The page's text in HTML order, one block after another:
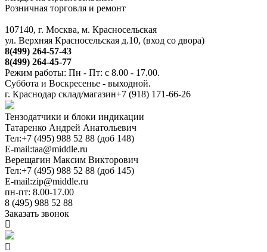
Розничная торговля и ремонт
107140, г. Москва, м. Красносельская
ул. Верхняя Красносельская д.10, (вход со двора)
8(499) 264-57-43
8(499) 264-45-77
Режим работы: Пн - Пт: с 8.00 - 17.00.
Суббота и Воскресенье - выходной.
г. Краснодар склад/магазин+7 (918) 171-66-26
Тензодатчики и блоки индикации
Татаренко Андрей Анатольевич
Тел:+7 (495) 988 52 88 (доб 148)
E-mail:taa@middle.ru
Верещагин Максим Викторович
Тел:+7 (495) 988 52 88 (доб 145)
E-mail:zip@middle.ru
пн-пт: 8.00-17.00
8 (495) 988 52 88
Заказать звонок